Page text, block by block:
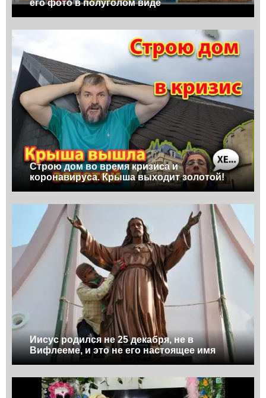
его фото в полуголом виде
Строю дом во время кризиса и
коронавируса. Крыша выходит золотой!
Иисус родился не 25 декабря, не в
Вифлееме, и это не его настоящее имя